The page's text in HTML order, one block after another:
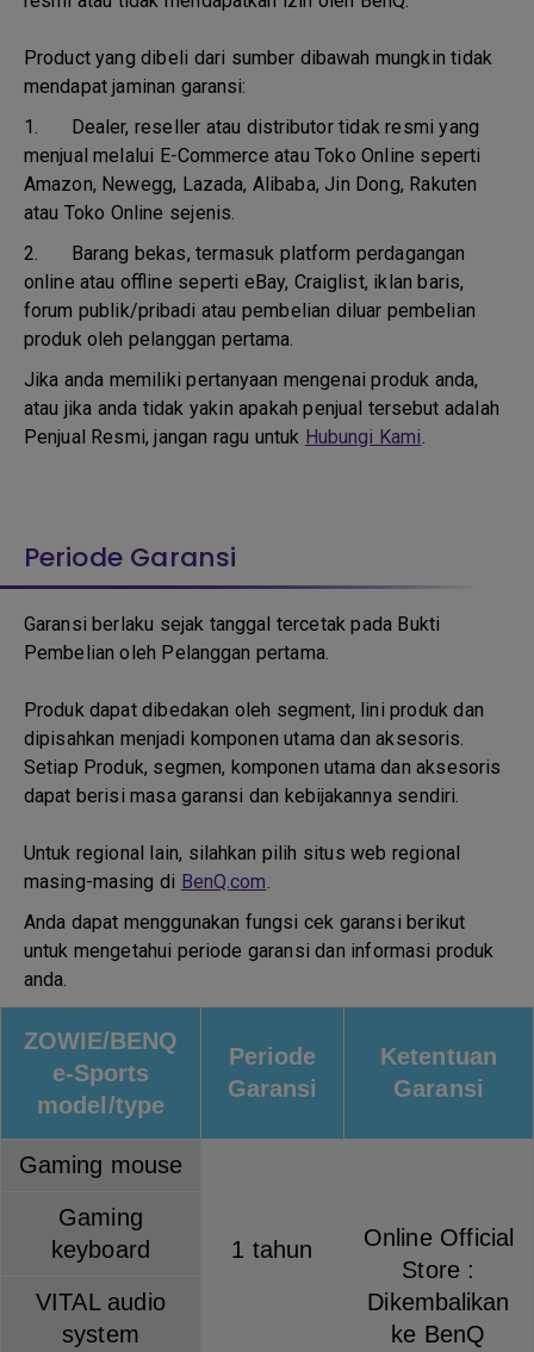
Product yang dibeli dari sumber dibawah mungkin tidak
mendapat jaminan garansi:
1. Dealer, reseller atau distributor tidak resmi yang
menjual melalui E-Commerce atau Toko Online seperti
Amazon, Newegg, Lazada, Alibaba, Jin Dong, Rakuten
atau Toko Online sejenis.
2. Barang bekas, termasuk platform perdagangan
online atau offline seperti eBay, Craiglist, iklan baris,
forum publik/pribadi atau pembelian diluar pembelian
produk oleh pelanggan pertama.
Jika anda memiliki pertanyaan mengenai produk anda,
atau jika anda tidak yakin apakah penjual tersebut adalah
Penjual Resmi, jangan ragu untuk Hubungi Kami.
Periode Garansi
Garansi berlaku sejak tanggal tercetak pada Bukti
Pembelian oleh Pelanggan pertama.
Produk dapat dibedakan oleh segment, lini produk dan
dipisahkan menjadi komponen utama dan aksesoris.
Setiap Produk, segmen, komponen utama dan aksesoris
dapat berisi masa garansi dan kebijakannya sendiri.
Untuk regional lain, silahkan pilih situs web regional
masing-masing di BenQ.com.
Anda dapat menggunakan fungsi cek garansi berikut
untuk mengetahui periode garansi dan informasi produk
anda.
ZOWIE/BENQ
e-Sports
model/type
Periode
Garansi
Ketentuan
Garansi
Gaming mouse
1 tahun
Online Official
Store :
Dikembalikan
ke BenQ
Gaming
keyboard
VITAL audio
system